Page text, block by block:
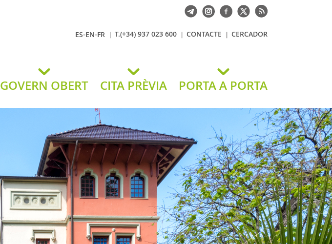
ES-EN-FR T.(+34) 937 023 600 CONTACTE CERCADOR
GOVERN OBERT CITA PRÈVIA PORTA A PORTA